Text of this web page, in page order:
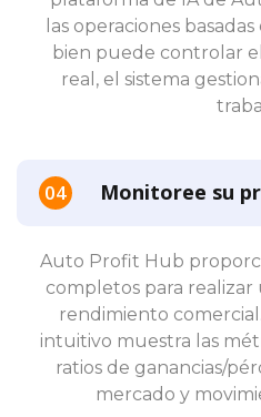
las operaciones
bien puede controlar
real, el sistema
Monitoree su
Auto Profit Hub
completos para
rendimiento
intuitivo muestra las
ratios de ganancias/
mercado y